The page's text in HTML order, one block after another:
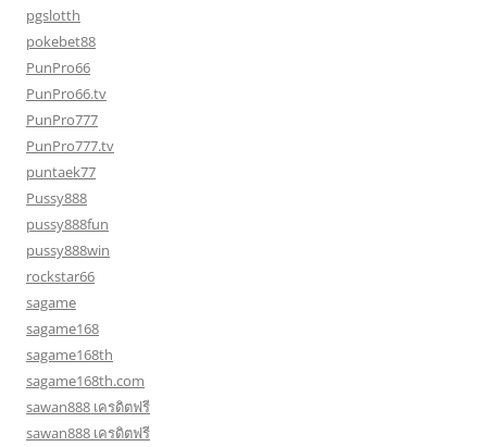
pgslotth
pokebet88
PunPro66
PunPro66.tv
PunPro777
PunPro777.tv
puntaek77
Pussy888
pussy888fun
pussy888win
rockstar66
sagame
sagame168
sagame168th
sagame168th.com
sawan888 เครดิตฟรี
sawan888 เครดิตฟรี